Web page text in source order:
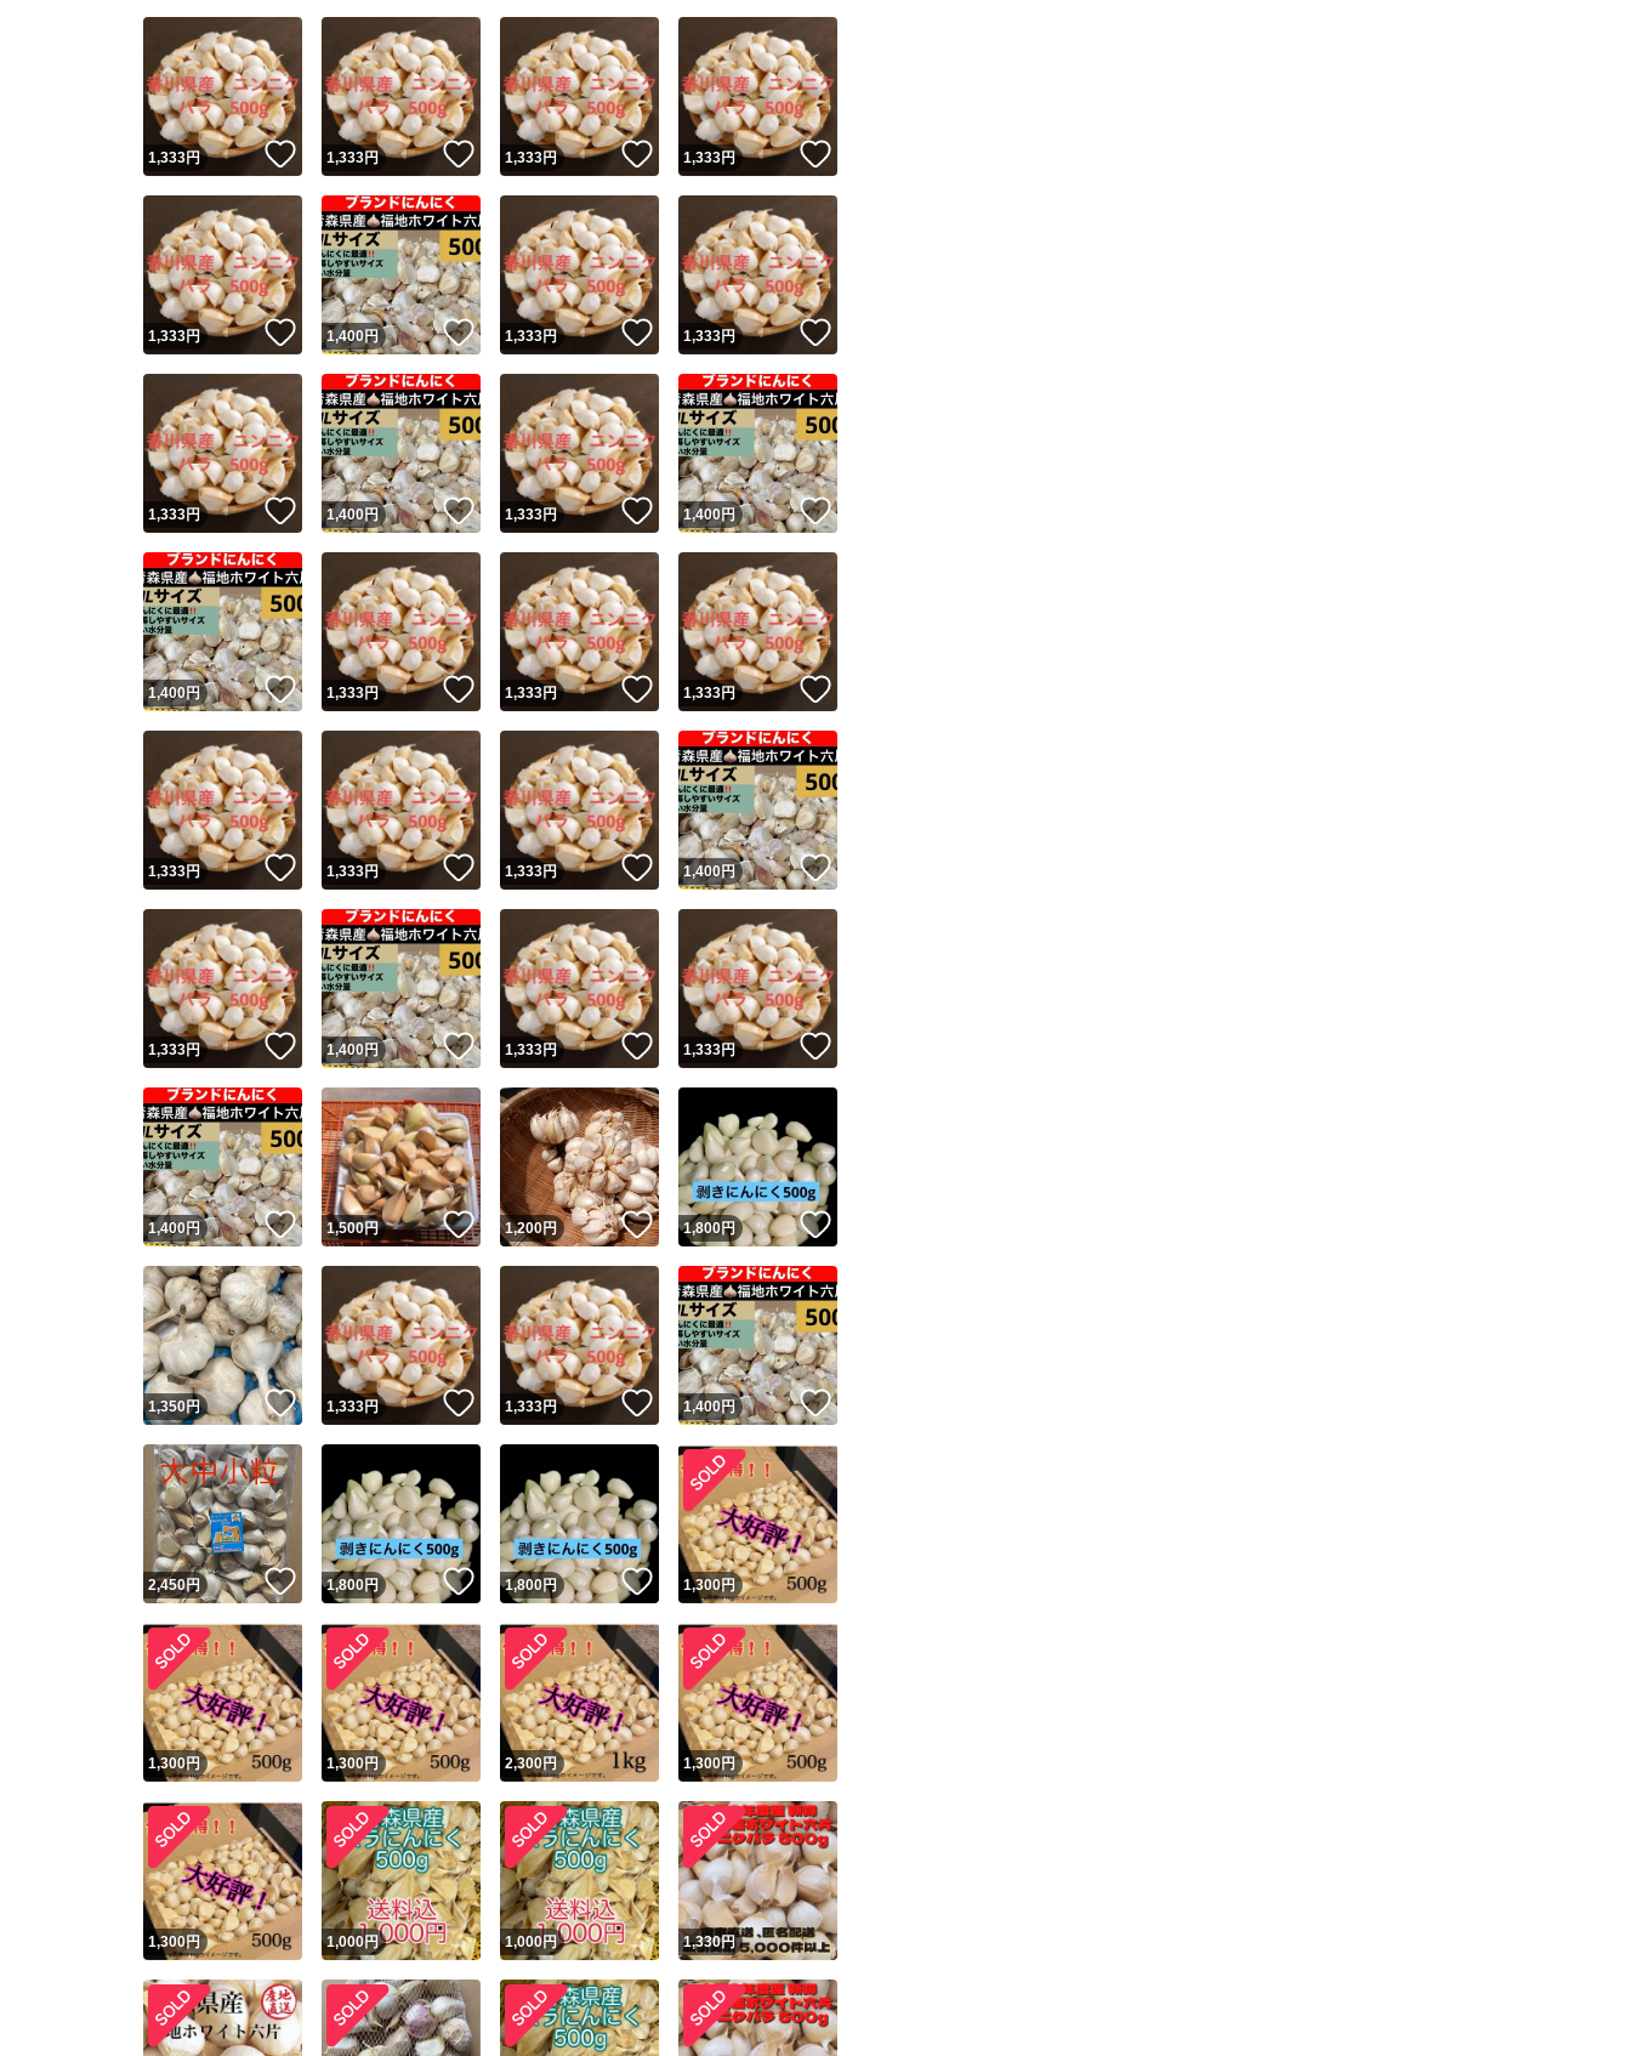
ユーザーの実績について
Yahoo!フリマが定めた一定の基準を満たしたユーザーにバッジを付与しています
安心取引出品者
安心取引出品者 Yahoo!フリマの基準をクリアした安心・安全なユーザーです
取引実績
取引実績◯+ このユーザーはYahoo!フリマの取引を完了させた実績があります
他フリマ実績◯+ このユーザーは他フリマサービスでの取引実績があります
スピード&安心発送
※このバッジは実績に基づく表示であり、発送を保証しているものではありません
スピード＆安心発送
このユーザーは高頻度で24時間以内＆設定した発送日数内に発送してい
ます
スピード発送 このユーザーは高頻度で24時間以内に発送しています
安心発送 このユーザーは設定した発送日数内に発送しています
この商品の情報をコピーします
商品画像の無断転載は禁止されています
コピーは1商品につき1回です
出品ページへ
キャンセル
1,333円 いいね！
1,333円 いいね！
1,333円 いいね！
1,333円
1,333円 いいね！
1,400円 いいね！
1,333円 いいね！
1,333円
1,333円 いいね！
1,400円 いいね！
1,333円 いいね！
1,400円 いいね！
1,400円 いいね！
1,333円 いいね！
1,333円 いいね！
1,333円
1,333円 いいね！
1,333円 いいね！
1,333円 いいね！
1,400円 いいね！
1,333円 いいね！
1,400円 いいね！
1,333円 いいね！
1,333円
1,400円 いいね！
1,500円 いいね！
1,200円 いいね！
1,800円
1,350円 いいね！
1,333円 いいね！
1,333円 いいね！
1,400円 いいね！
2,450円 いいね！
1,800円 いいね！
1,800円 いいね！
1,300円
1,300円 1,300円 2,300円 1,300円
1,300円 1,000円 1,000円 1,330円